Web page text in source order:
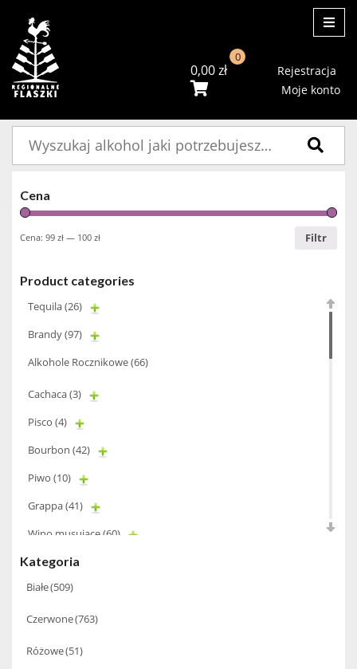
0,00zł
0
Rejestracja
Moje konto
Cena
Filtr
Cena: 99 zł — 100 zł
Product categories
Tequila(26)
Brandy(97)
Alkohole Rocznikowe(66)
Cachaca(3)
Pisco (4)
Bourbon (42)
Piwo (10)
Grappa(41)
Wino musujące(60)
Nalewka(49)
Alkohole prezentowe
Sake(1)
Gin(33)
Kategoria
Białe(509)
Czerwone(763)
Różowe(51)